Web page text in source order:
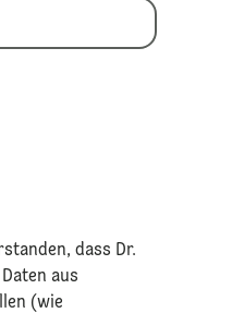
dass Dr.
aus
(wie